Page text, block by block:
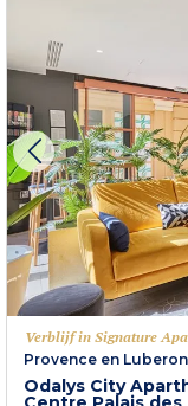
Verblijf in Signature
Provence en Luberon
Odalys City